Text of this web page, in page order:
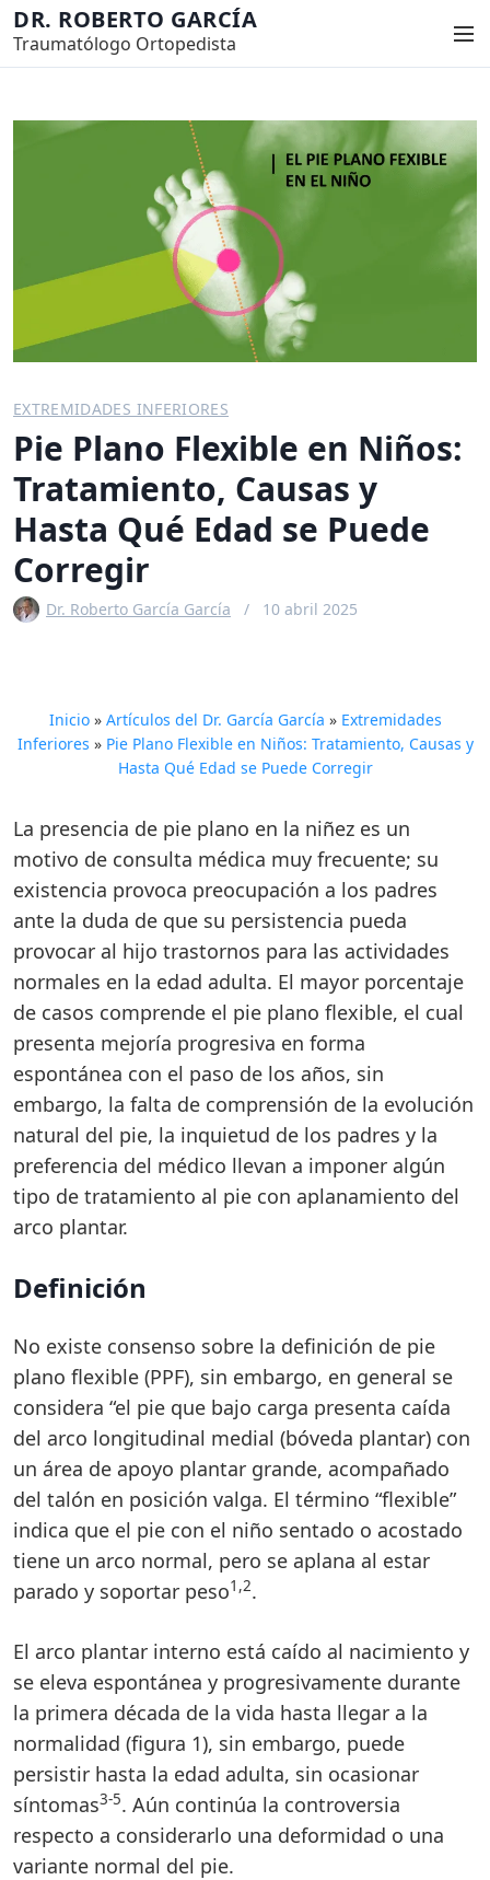
l
DR. ROBERTO GARCÍA
Traumatólogo Ortopedista
M
EXTREMIDADES INFERIORES
Pie Plano Flexible en Niños:
Tratamiento, Causas y
Hasta Qué Edad se Puede
Corregir
Dr. Roberto García García 10 abril 2025
Inicio » Artículos del Dr. García García » Extremidades
Inferiores » Pie Plano Flexible en Niños: Tratamiento, Causas y
Hasta Qué Edad se Puede Corregir
La presencia de pie plano en la niñez es un
motivo de consulta médica muy frecuente; su
existencia provoca preocupación a los padres
ante la duda de que su persistencia pueda
provocar al hijo trastornos para las actividades
normales en la edad adulta. El mayor porcentaje
de casos comprende el pie plano flexible, el cual
presenta mejoría progresiva en forma
espontánea con el paso de los años, sin
embargo, la falta de comprensión de la evolución
natural del pie, la inquietud de los padres y la
preferencia del médico llevan a imponer algún
tipo de tratamiento al pie con aplanamiento del
arco plantar.
Definición
No existe consenso sobre la definición de pie
plano flexible (PPF), sin embargo, en general se
considera “el pie que bajo carga presenta caída
del arco longitudinal medial (bóveda plantar) con
un área de apoyo plantar grande, acompañado
del talón en posición valga. El término “flexible”
indica que el pie con el niño sentado o acostado
tiene un arco normal, pero se aplana al estar
parado y soportar peso1,2.
El arco plantar interno está caído al nacimiento y
se eleva espontánea y progresivamente durante
la primera década de la vida hasta llegar a la
normalidad (figura 1), sin embargo, puede
persistir hasta la edad adulta, sin ocasionar
síntomas3-5. Aún continúa la controversia
respecto a considerarlo una deformidad o una
variante normal del pie.